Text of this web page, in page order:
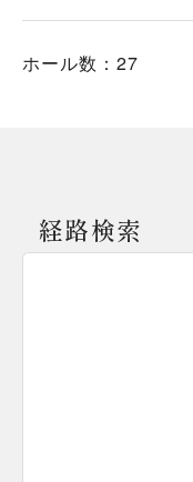
ホール数：27
経路検索